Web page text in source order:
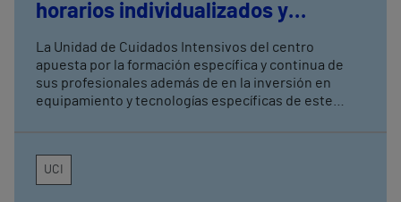
horarios individualizados y
formación para la salud
La Unidad de Cuidados Intensivos del centro
apuesta por la formación específica y continua de
sus profesionales además de en la inversión en
equipamiento y tecnologías específicas de este
UCI